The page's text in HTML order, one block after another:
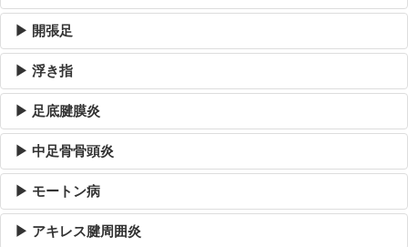
▶ 開張足
▶ 浮き指
▶ 足底腱膜炎
▶ 中足骨骨頭炎
▶ モートン病
▶ アキレス腱周囲炎